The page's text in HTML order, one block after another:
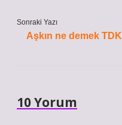
Sonraki Yazı
Aşkın ne demek TDK
10 Yorum